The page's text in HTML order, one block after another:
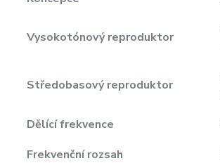
Vysokotónový reproduktor
Středobasový reproduktor
Dělící frekvence
Frekvenční rozsah